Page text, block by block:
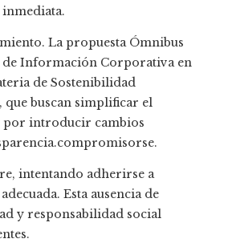
inmediata.
La propuesta Ómnibus
de Información Corporativa en
de Sostenibilidad
que buscan simplificar el
por introducir cambios
intentando adherirse a
Esta ausencia de
y responsabilidad social